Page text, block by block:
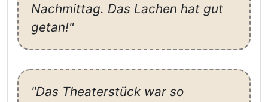
Nachmittag. Das Lachen hat gut
getan!"
"Das Theaterstück war so